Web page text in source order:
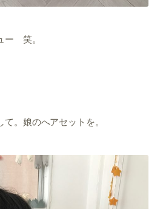
ー 笑。
。娘のへアセットを。